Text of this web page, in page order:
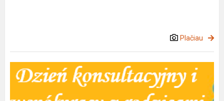
Plačiau
Zapraszamy
rodziców!